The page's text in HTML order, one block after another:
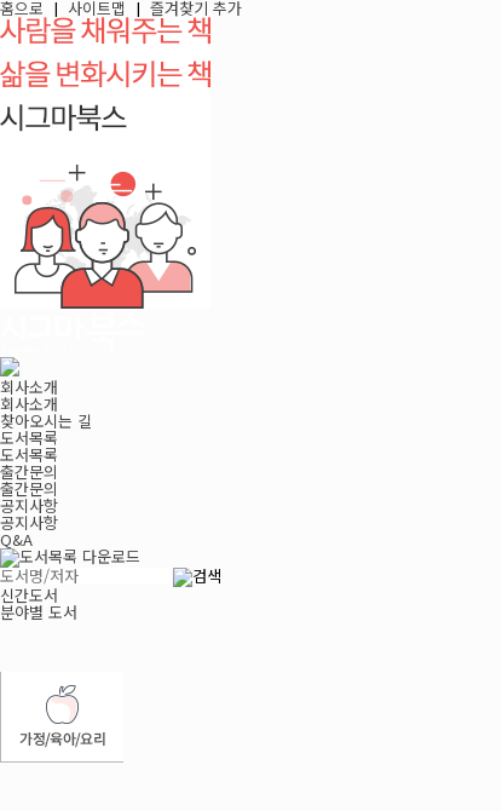
홈으로 | 사이트맵 | 즐겨찾기 추가
회사소개
회사소개
찾아오시는 길
도서목록
도서목록
출간문의
출간문의
공지사항
공지사항
Q&A
신간도서
분야별 도서